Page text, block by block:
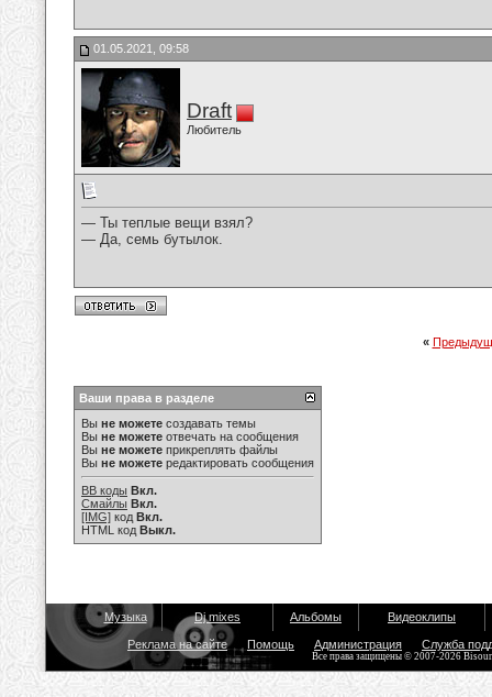
01.05.2021, 09:58
Draft
Любитель
— Ты теплые вещи взял?
— Да, семь бутылок.
«
Ваши права в разделе
Вы не можете создавать темы
Вы не можете отвечать на сообщения
Вы не можете прикреплять файлы
Вы не можете редактировать сообщения
BB коды Вкл.
Смайлы Вкл.
[IMG] код Вкл.
HTML код Выкл.
Музыка Dj mixes Альбомы Видеоклипы
Реклама на сайте Помощь Администрация Служба
Все права защищены © 2007-2026